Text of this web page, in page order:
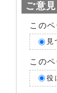
ご意
この
見
この
役